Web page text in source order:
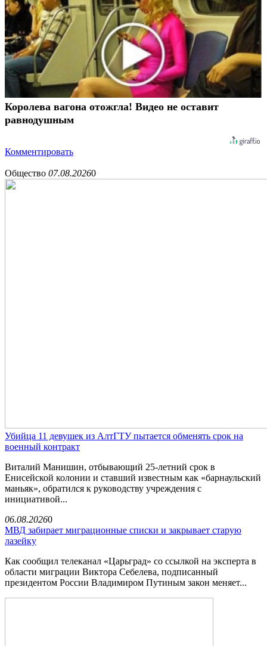
Королева вагона отожгла! Видео не оставит
равнодушным
Комментировать
Общество 07.08.20260
Убийца 11 девушек из АлтГТУ пытается обменять срок на
военный контракт
Виталий Манишин, отбывающий 25-летний срок в
Енисейской колонии и ставший известным как «барнаульский
маньяк», обратился к руководству учреждения с
инициативой...
06.08.20260
МВД забирает миграционные списки и закрывает старую
лазейку
Как сообщил телеканал «Царьград» со ссылкой на эксперта в
области миграции Виктора Себелева, подписанный
президентом России Владимиром Путиным закон меняет...